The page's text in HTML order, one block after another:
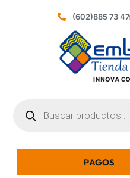
(602)885 73 47
PAGOS